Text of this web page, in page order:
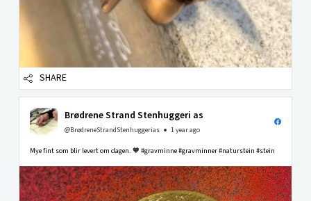
SHARE
Brødrene Strand Stenhuggeri as
@BrødreneStrandStenhuggerias 1 year ago
Mye fint som blir levert om dagen. 🧡 #gravminne #gravminner #naturstein #stein